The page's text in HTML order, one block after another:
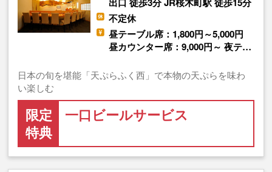
不定休
昼テーブル席：1,800円～5,000円
昼カウンター席：9,000円～ 夜テ…
日本の旬を堪能「天ぷらふく西」で本物の天ぷらを味わ
い楽しむ
限定
特典
一口ビールサービス